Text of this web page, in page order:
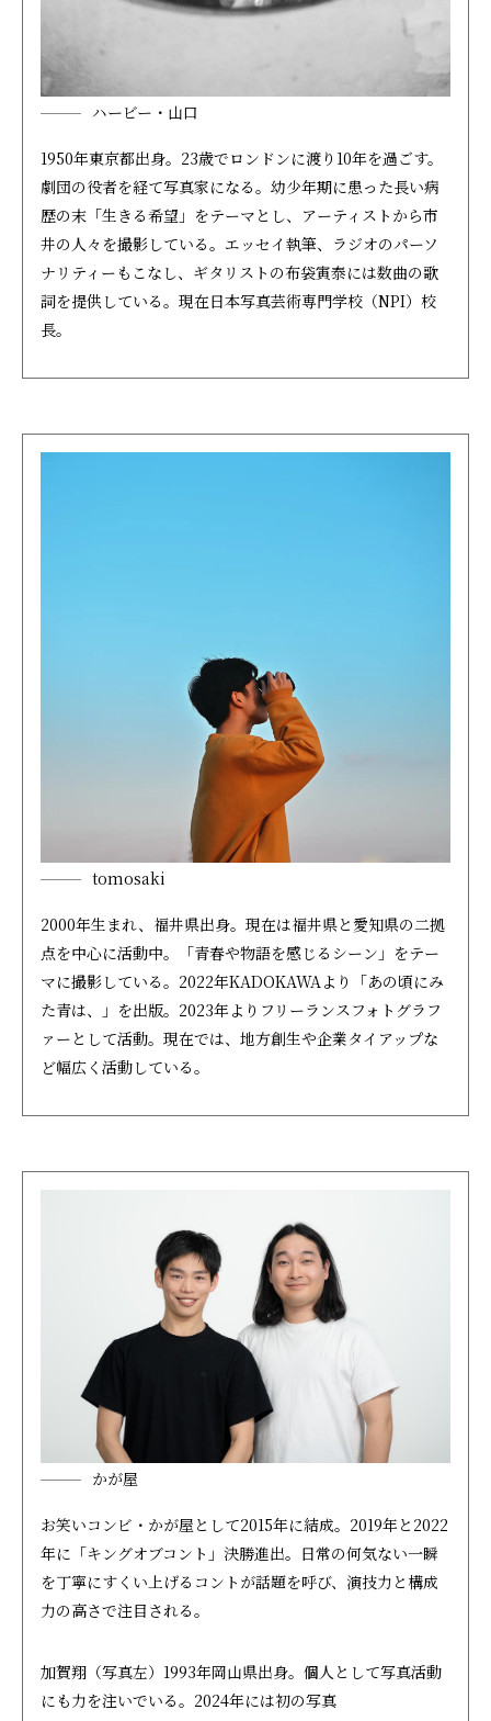
ハービー・山口
1950年東京都出身。23歳でロンドンに渡り10年を過ごす。
劇団の役者を経て写真家になる。幼少年期に患った長い病
歴の末「生きる希望」をテーマとし、アーティストから市
井の人々を撮影している。エッセイ執筆、ラジオのパーソ
ナリティーもこなし、ギタリストの布袋寅泰には数曲の歌
詞を提供している。現在日本写真芸術専門学校（NPI）校
長。
tomosaki
2000年生まれ、福井県出身。現在は福井県と愛知県の二拠
点を中心に活動中。「青春や物語を感じるシーン」をテー
マに撮影している。2022年KADOKAWAより「あの頃にみ
た青は、」を出版。2023年よりフリーランスフォトグラフ
ァーとして活動。現在では、地方創生や企業タイアップな
ど幅広く活動している。
かが屋
お笑いコンビ・かが屋として2015年に結成。2019年と2022
年に「キングオブコント」決勝進出。日常の何気ない一瞬
を丁寧にすくい上げるコントが話題を呼び、演技力と構成
力の高さで注目される。
加賀翔（写真左）1993年岡山県出身。個人として写真活動
にも力を注いでいる。2024年には初の写真